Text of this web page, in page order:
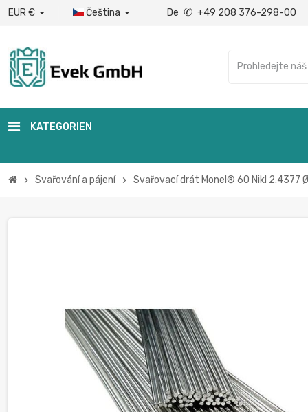
EUR € Čeština  De ✆ +49 208 376-298-00
KATEGORIEN
chevron_right Svařování a pájení chevron_right Svařovací drát Monel® 60 Nikl 2.4377